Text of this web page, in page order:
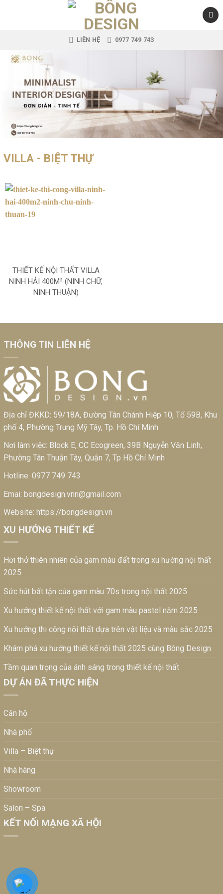
LIÊN HỆ 0977 749 743
VILLA - BIỆT THỰ
THIẾT KẾ NỘI THẤT VILLA
NINH HẢI 400M² (NINH CHỮ,
NINH THUẬN)
THÔNG TIN LIÊN HỆ
Địa chỉ ĐKKD: 59/18A, Đường Tân Chánh Hiệp 10, Tổ 59B, Khu
phố 4, Phường Trung Mỹ Tây, Tp. Hồ Chí Minh
Nơi làm việc: Block E, CC Ecogreen, 39B Nguyễn Văn Linh,
Phường Tân Thuận Tây, Quận 7, Tp Hồ Chí Minh
Hotline: 0977 749 743
Emai: bongdesign.vnn@gmail.com
Website: https://bongdesign.vn
XU HƯỚNG THIẾT KẾ
Hơi thở thiên nhiên của gam màu đất trong xu hướng nội thất
2025
Sức hút bất tận của gam màu 70s trong nội thất 2025
Xu hướng thiết kế nội thất với gam màu pastel năm 2025
Xu hướng thi công nội thất dựa trên vật liệu và màu sắc 2025
Khám phá xu hướng thiết kế nội thất 2025 cùng Bông Design
Tầm quan trọng của ánh sáng trong thiết kế nội thất
DỰ ÁN ĐÃ THỰC HIỆN
Căn hộ
Nhà phố
Villa – Biệt thự
Nhà hàng
Showroom
Salon – Spa
KẾT NỐI MẠNG XÃ HỘI